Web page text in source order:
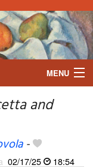
MENU
and
-
02/17/25
18:54